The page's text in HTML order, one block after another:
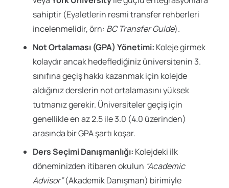
sahiptir (Eyaletlerin resmi transfer rehberleri
incelenmelidir, örn: BC Transfer Guide).
Not Ortalaması (GPA) Yönetimi: Koleje girmek
kolaydır ancak hedeflediğiniz üniversitenin 3.
sınıfına geçiş hakkı kazanmak için kolejde
aldığınız derslerin not ortalamasını yüksek
tutmanız gerekir. Üniversiteler geçiş için
genellikle en az 2.5 ile 3.0 (4.0 üzerinden)
arasında bir GPA şartı koşar.
Ders Seçimi Danışmanlığı: Kolejdeki ilk
döneminizden itibaren okulun “Academic
Advisor”(Akademik Danışman) birimiyle